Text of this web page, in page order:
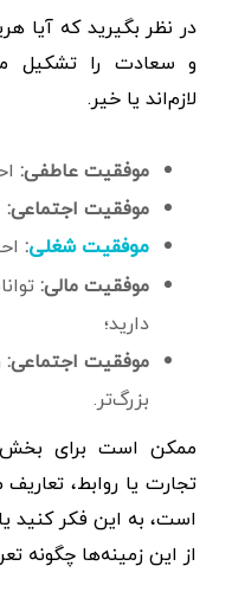
در نظر بگیرید که آیا
و سعادت را تشکیل
لازم‌اند یا خیر.
موفقیت عاطفی:
موفقیت اجتماعی:
موفقیت شغلی:
موفقیت مالی:
دارید؛
موفقیت اجتماعی:
بزرگ‌تر.
ممکن است برای
تجارت یا روابط،
است، به این فکر کنید
از این زمینه‌ها چگونه